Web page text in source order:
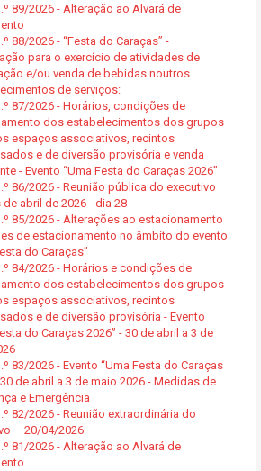
89/2026 - Alteração ao Alvará de
88/2026 - “Festa do Caraças” -
para o exercício de atividades de
e/ou venda de bebidas noutros
de serviços:
87/2026 - Horários, condições de
dos estabelecimentos dos grupos
espaços associativos, recintos
e de diversão provisória e venda
- Evento “Uma Festa do Caraças 2026”
86/2026 - Reunião pública do executivo
abril de 2026 - dia 28
85/2026 - Alterações ao estacionamento
de estacionamento no âmbito do evento
do Caraças”
84/2026 - Horários e condições de
dos estabelecimentos dos grupos
espaços associativos, recintos
e de diversão provisória - Evento
do Caraças 2026” - 30 de abril a 3 de
83/2026 - Evento “Uma Festa do Caraças
30 de abril a 3 de maio 2026 - Medidas de
e Emergência
82/2026 - Reunião extraordinária do
– 20/04/2026
81/2026 - Alteração ao Alvará de